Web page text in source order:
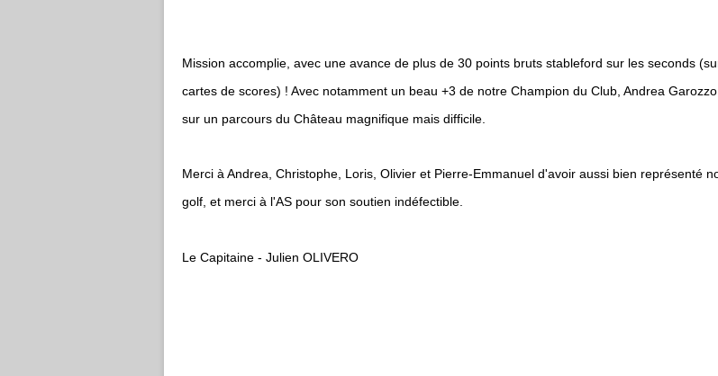
Mission accomplie, avec une avance de plus de 30 points bruts stableford sur les seconds
cartes de scores) ! Avec notamment un beau +3 de notre Champion du Club, Andrea Garozzo,
sur un parcours du Château magnifique mais difficile.
Merci à Andrea, Christophe, Loris, Olivier et Pierre-Emmanuel d'avoir aussi bien représenté
golf, et merci à l'AS pour son soutien indéfectible.
Le Capitaine - Julien OLIVERO